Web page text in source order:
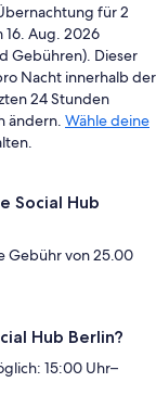
für 2
16. Aug. 2026
Gebühren). Dieser
Nacht innerhalb der
24 Stunden
ändern. Wähle deine
Social Hub
Gebühr von 25.00
Hub Berlin?
15:00 Uhr–